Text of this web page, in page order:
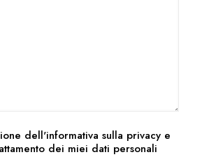
dell'informativa sulla privacy e
dei miei dati personali